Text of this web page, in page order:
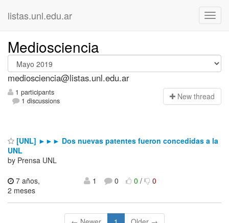
listas.unl.edu.ar
Mediosciencia
mediosciencia@listas.unl.edu.ar
1 participants
1 discussions
New thread
[UNL] ►►► Dos nuevas patentes fueron concedidas a la
UNL
by Prensa UNL
7 años,
2 meses
1 0 0/ 0